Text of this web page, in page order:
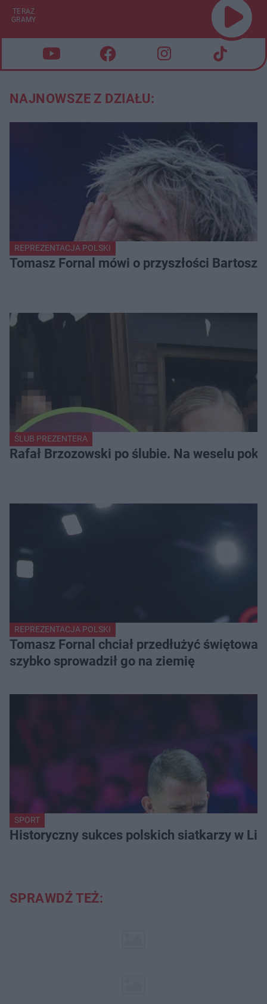
TERAZ
GRAMY
NAJNOWSZE Z DZIAŁU:
REPREZENTACJA POLSKI
Tomasz Fornal mówi o przyszłości
ŚLUB PREZENTERA
Rafał Brzozowski po ślubie. Na weselu
REPREZENTACJA POLSKI
Tomasz Fornal chciał przedłużyć
szybko sprowadził go na ziemię
SPORT
Historyczny sukces polskich siatkarzy w
SPRAWDŹ TEŻ: